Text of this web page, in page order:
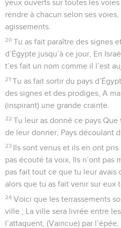
yeux ouverts sur toutes les
rendre à chacun selon ses
agissements.
20 Tu as fait paraître des signes
d’Égypte jusqu’à ce jour, En
t’es fait un nom comme il l’est
21 Tu as fait sortir du pays
des signes et des prodiges, A
(inspirant) une grande crainte.
22 Tu leur as donné ce pays
de leur donner, Pays découlant
23 Ils sont venus et ils en ont pris
pas écouté ta voix, Ils n’ont pas
pas fait tout ce que tu leur avais
alors que tu as fait venir sur eux
24 Voici que les terrassements
ville ; La ville sera livrée entre
l’attaquent, (Vaincue) par